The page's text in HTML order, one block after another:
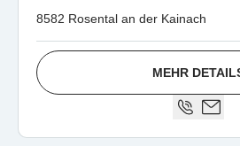
8582 Rosental an der Kainach
MEHR